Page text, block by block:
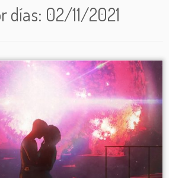
días: 02/11/2021